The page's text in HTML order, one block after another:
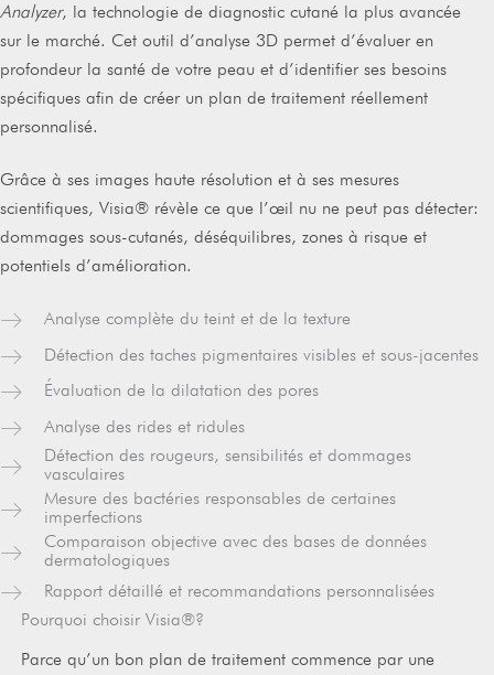
Analyzer, la technologie de diagnostic cutané la plus avancée
sur le marché. Cet outil d’analyse 3D permet d’évaluer en
profondeur la santé de votre peau et d’identifier ses besoins
spécifiques afin de créer un plan de traitement réellement
personnalisé.
Grâce à ses images haute résolution et à ses mesures
scientifiques, Visia® révèle ce que l’œil nu ne peut pas détecter:
dommages sous-cutanés, déséquilibres, zones à risque et
potentiels d’amélioration.
Analyse complète du teint et de la texture
Détection des taches pigmentaires visibles et sous-jacentes
Évaluation de la dilatation des pores
Analyse des rides et ridules
Détection des rougeurs, sensibilités et dommages
vasculaires
Mesure des bactéries responsables de certaines
imperfections
Comparaison objective avec des bases de données
dermatologiques
Rapport détaillé et recommandations personnalisées
Pourquoi choisir Visia®?
Parce qu’un bon plan de traitement commence par une